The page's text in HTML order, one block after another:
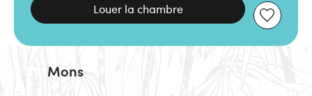
Louer la chambre
Mons